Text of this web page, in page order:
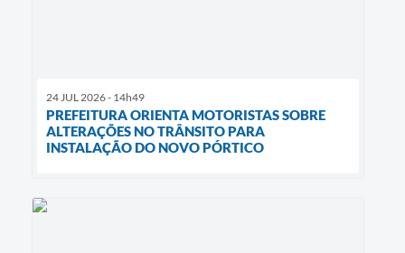
24 JUL 2026 - 14h49
PREFEITURA ORIENTA MOTORISTAS SOBRE
ALTERAÇÕES NO TRÂNSITO PARA
INSTALAÇÃO DO NOVO PÓRTICO